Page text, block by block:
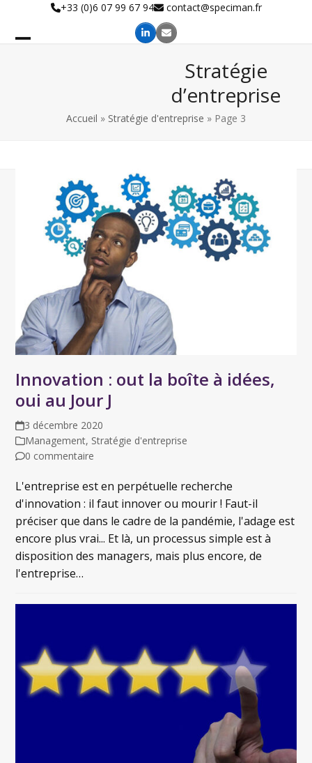
content
+33 (0)6 07 99 67 94 contact@speciman.fr
Stratégie
d’entreprise
Accueil » Stratégie d'entreprise » Page 3
Innovation : out la boîte à idées,
oui au Jour J
3 décembre 2020
Management, Stratégie d'entreprise
0 commentaire
L'entreprise est en perpétuelle recherche
d'innovation : il faut innover ou mourir ! Faut-il
préciser que dans le cadre de la pandémie, l'adage est
encore plus vrai... Et là, un processus simple est à
disposition des managers, mais plus encore, de
l'entreprise…